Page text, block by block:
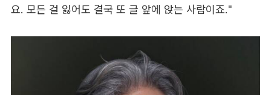
요. 모든 걸 잃어도 결국 또 글 앞에 앉는 사람이죠."